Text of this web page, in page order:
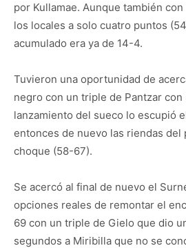
por Kullamae. Aunque también
los locales a solo cuatro puntos
acumulado era ya de 14-4.
Tuvieron una oportunidad de
negro con un triple de Pantzar
lanzamiento del sueco lo escupió
entonces de nuevo las riendas del
choque (58-67).
Se acercó al final de nuevo el
opciones reales de remontar el
69 con un triple de Gielo que dio
segundos a Miribilla que no se